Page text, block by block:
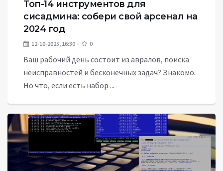
Топ-14 инструментов для
сисадмина: собери свой арсенал на
2024 год
12-10-2025, 16:30 0
Ваш рабочий день состоит из авралов, поиска
неисправностей и бесконечных задач? Знакомо.
Но что, если есть набор ...